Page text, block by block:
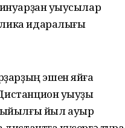
уҡыусылар
идаралығы
эшен яйға
уҡыуҙы
йыл ауыр